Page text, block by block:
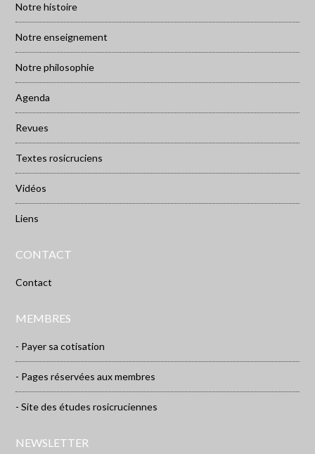
Notre histoire
Notre enseignement
Notre philosophie
Agenda
Revues
Textes rosicruciens
Vidéos
Liens
CONTACT
Contact
MEMBRES
- Payer sa cotisation
- Pages réservées aux membres
- Site des études rosicruciennes
NEWSLETTER